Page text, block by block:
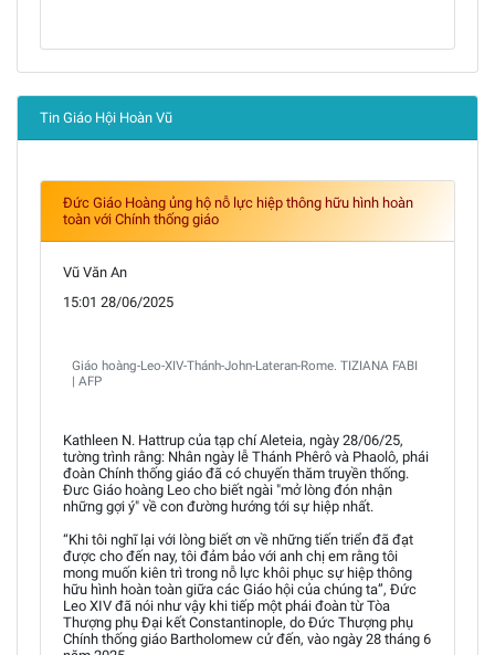
Tin Giáo Hội Hoàn Vũ
Đức Giáo Hoàng ủng hộ nỗ lực hiệp thông hữu hình hoàn
toàn với Chính thống giáo
Vũ Văn An
15:01 28/06/2025
Giáo hoàng-Leo-XIV-Thánh-John-Lateran-Rome. TIZIANA FABI
| AFP
Kathleen N. Hattrup của tạp chí Aleteia, ngày 28/06/25,
tường trình rằng: Nhân ngày lễ Thánh Phêrô và Phaolô, phái
đoàn Chính thống giáo đã có chuyến thăm truyền thống.
Đưc Giáo hoàng Leo cho biết ngài "mở lòng đón nhận
những gợi ý" về con đường hướng tới sự hiệp nhất.
“Khi tôi nghĩ lại với lòng biết ơn về những tiến triển đã đạt
được cho đến nay, tôi đảm bảo với anh chị em rằng tôi
mong muốn kiên trì trong nỗ lực khôi phục sự hiệp thông
hữu hình hoàn toàn giữa các Giáo hội của chúng ta”, Đức
Leo XIV đã nói như vậy khi tiếp một phái đoàn từ Tòa
Thượng phụ Đại kết Constantinople, do Đức Thượng phụ
Chính thống giáo Bartholomew cử đến, vào ngày 28 tháng 6